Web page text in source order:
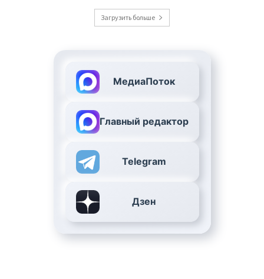
Загрузить больше
МедиаПоток
Главный редактор
Telegram
Дзен